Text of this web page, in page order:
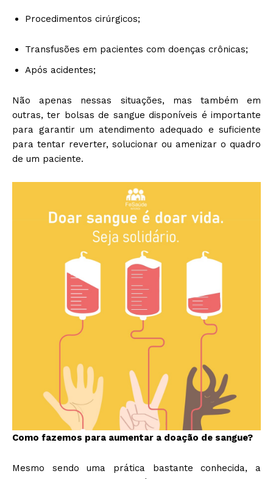
Procedimentos cirúrgicos;
Transfusões em pacientes com doenças crônicas;
Após acidentes;
Não apenas nessas situações, mas também em
outras, ter bolsas de sangue disponíveis é importante
para garantir um atendimento adequado e suficiente
para tentar reverter, solucionar ou amenizar o quadro
de um paciente.
Como fazemos para aumentar a doação de sangue?
Mesmo sendo uma prática bastante conhecida, a